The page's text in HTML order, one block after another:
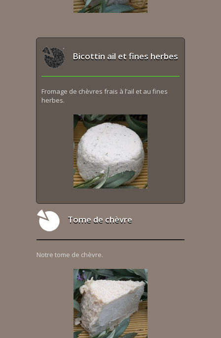
Bicottin ail et fines herbes
Fromage de chèvres frais à l’ail et au fines
herbes.
Tome de chèvre
Notre tome de chèvre.